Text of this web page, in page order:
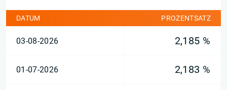
DATUM PROZENTSATZ
03-08-2026 2,185 %
01-07-2026 2,183 %